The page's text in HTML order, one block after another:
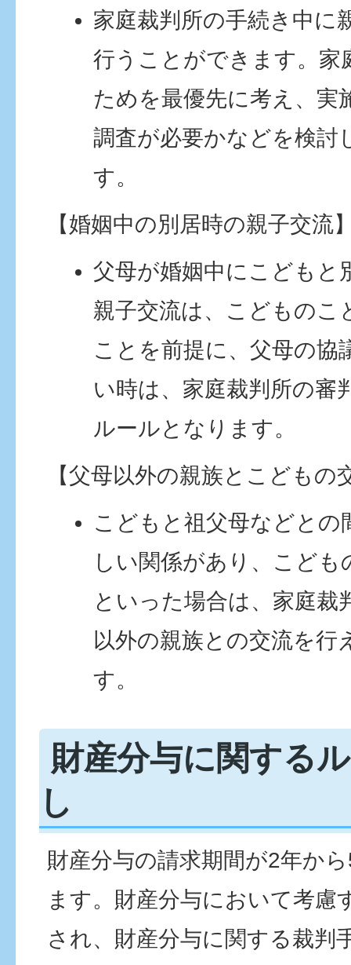
家庭裁判所の手続き中に
行うことができます。家
ためを最優先に考え、実
調査が必要かなどを検討
す。
【婚姻中の別居時の親子交流
父母が婚姻中にこどもと
親子交流は、こどものこ
ことを前提に、父母の協
い時は、家庭裁判所の審
ルールとなります。
【父母以外の親族とこどもの
こどもと祖父母などとの
しい関係があり、こど
といった場合は、家庭裁
以外の親族との交流を行
す。
財産分与に関する
し
財産分与の請求期間が2年か
ます。財産分与において考慮
され、財産分与に関する裁判